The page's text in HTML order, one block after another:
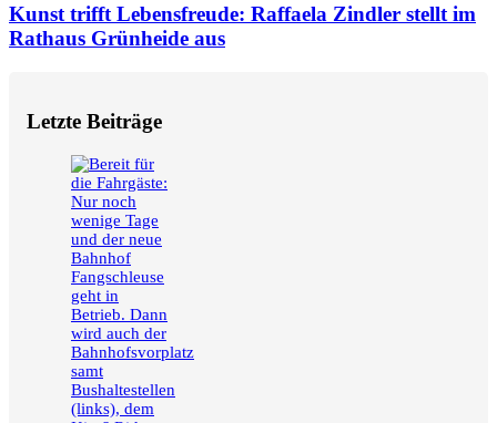
Kunst trifft Lebensfreude: Raffaela Zindler stellt im
Rathaus Grünheide aus
Letzte Beiträge